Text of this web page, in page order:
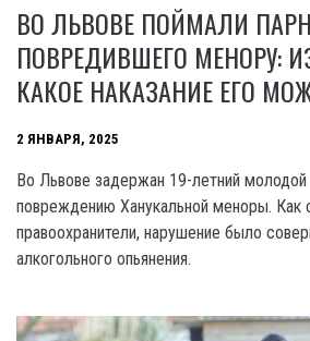
ВО ЛЬВОВЕ ПОЙМАЛИ
ПОВРЕДИВШЕГО МЕНОРУ:
КАКОЕ НАКАЗАНИЕ ЕГО
2 ЯНВАРЯ, 2025
Во Львове задержан 19-летний молодой
повреждению Ханукальной меноры.
правоохранители, нарушение было
алкогольного опьянения.